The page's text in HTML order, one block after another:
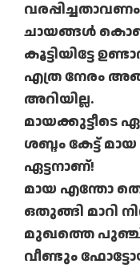
ചായങ്ങള്‍
കൂട്ടിയിട്ടേ
എത്ര നേരം
അറിയില്ല.
മായക്കുട്ടീടെ
ശബ്ദം കേട്ട്
ഏട്ടനാണ്!
മായ എന്തോ
ഒതുങ്ങി മാറി
മുഖത്തെ
വീണ്ടും